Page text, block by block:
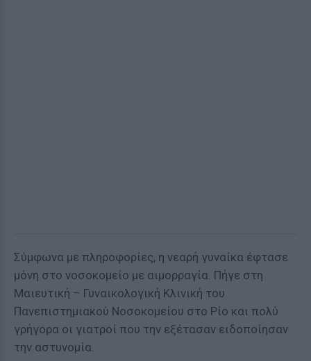
Σύμφωνα με πληροφορίες, η νεαρή γυναίκα έφτασε
μόνη στο νοσοκομείο με αιμορραγία. Πήγε στη
Μαιευτική – Γυναικολογική Κλινική του
Πανεπιστημιακού Νοσοκομείου στο Ρίο και πολύ
γρήγορα οι γιατροί που την εξέτασαν ειδοποίησαν
την αστυνομία.